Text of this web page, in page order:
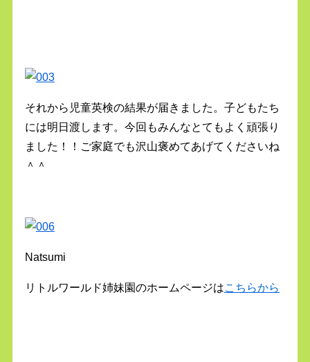
それから児童英検の結果が届きました。子どもたち
には明日渡します。今回もみんなとてもよく頑張り
ました！！ご家庭でも沢山褒めてあげてくださいね
＾＾
Natsumi
リトルワールド姉妹園のホームページはこちらから